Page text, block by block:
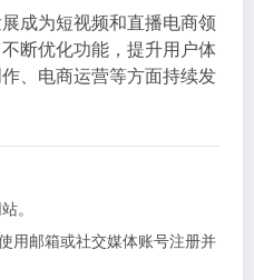
成为短视频和直播电商领
断优化功能，提升用户体
、电商运营等方面持续发
。
用邮箱或社交媒体账号注册并